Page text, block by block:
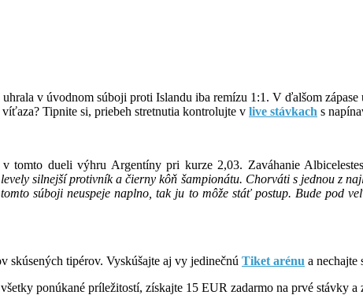
v úvodnom súboji proti Islandu iba remízu 1:1. V ďalšom
Tipnite si, priebeh stretnutia kontrolujte v live stávkach s
tomto dueli výhru Argentíny pri kurze 2,03. Zaváhanie
silnejší protivník a čierny kôň šampionátu. Chorváti s jednou z
súboji neuspeje naplno, tak ju to môže stáť postup. Bude pod
skúsených tipérov. Vyskúšajte aj vy jedinečnú Tiket arénu a nechajte
ponúkané príležitostí, získajte 15 EUR zadarmo na prvé stávky